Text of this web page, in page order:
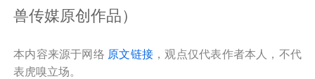
兽传媒原创作品）
本内容来源于网络 原文链接 ，观点仅代表作者本人，不代
表虎嗅立场。